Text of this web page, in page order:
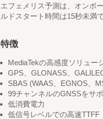
エフェメリス予測は、オンボ
ルドスタート時間は15秒未満で
特徴
MediaTekの高感度ソリュー
GPS、GLONASS、
SBAS (WAAS、EGNOS、
99チャンネルのGNSSをサ
低消費電力
低信号レベルでの高速TTFF